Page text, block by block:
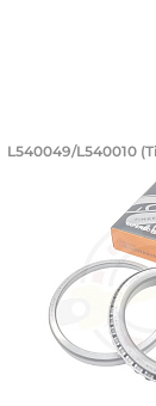
мм,
L540049/L540010